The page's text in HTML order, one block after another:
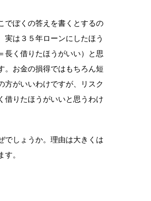
でぼくの答えを書くとするの
実は３５年ローンにしたほう
長く借りたほうがいい）と思
。お金の損得ではもちろん短
方がいいわけですが、リスク
借りたほうがいいと思うわけ
でしょうか。理由は大きくは
す。